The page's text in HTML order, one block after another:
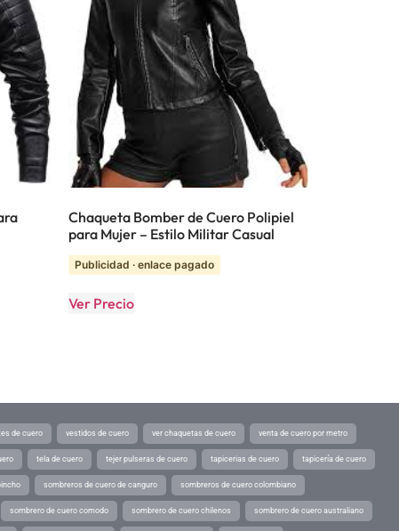
Chaqueta Bomber de Cuero Polipiel
para Mujer – Estilo Militar Casual
Publicidad · enlace pagado
Ver Precio
de cuero vestidos de cuero ver chaquetas de cuero venta de cuero por metro
tela de cuero tejer pulseras de cuero tapicerias de cuero tapicería de cuero
sombreros de cuero de canguro sombreros de cuero colombiano
sombrero de cuero comodo sombrero de cuero chilenos sombrero de cuero australiano